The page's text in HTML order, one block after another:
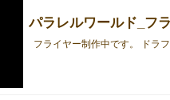
パラレルワールド_フ